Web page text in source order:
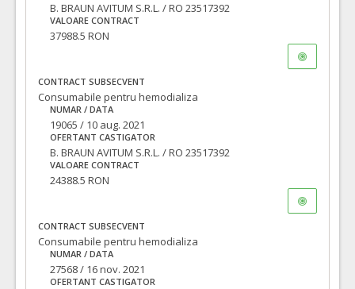
B. BRAUN AVITUM S.R.L. / RO 23517392
VALOARE CONTRACT
37988.5 RON
CONTRACT SUBSECVENT
Consumabile pentru hemodializa
NUMAR / DATA
19065 / 10 aug. 2021
OFERTANT CASTIGATOR
B. BRAUN AVITUM S.R.L. / RO 23517392
VALOARE CONTRACT
24388.5 RON
CONTRACT SUBSECVENT
Consumabile pentru hemodializa
NUMAR / DATA
27568 / 16 nov. 2021
OFERTANT CASTIGATOR